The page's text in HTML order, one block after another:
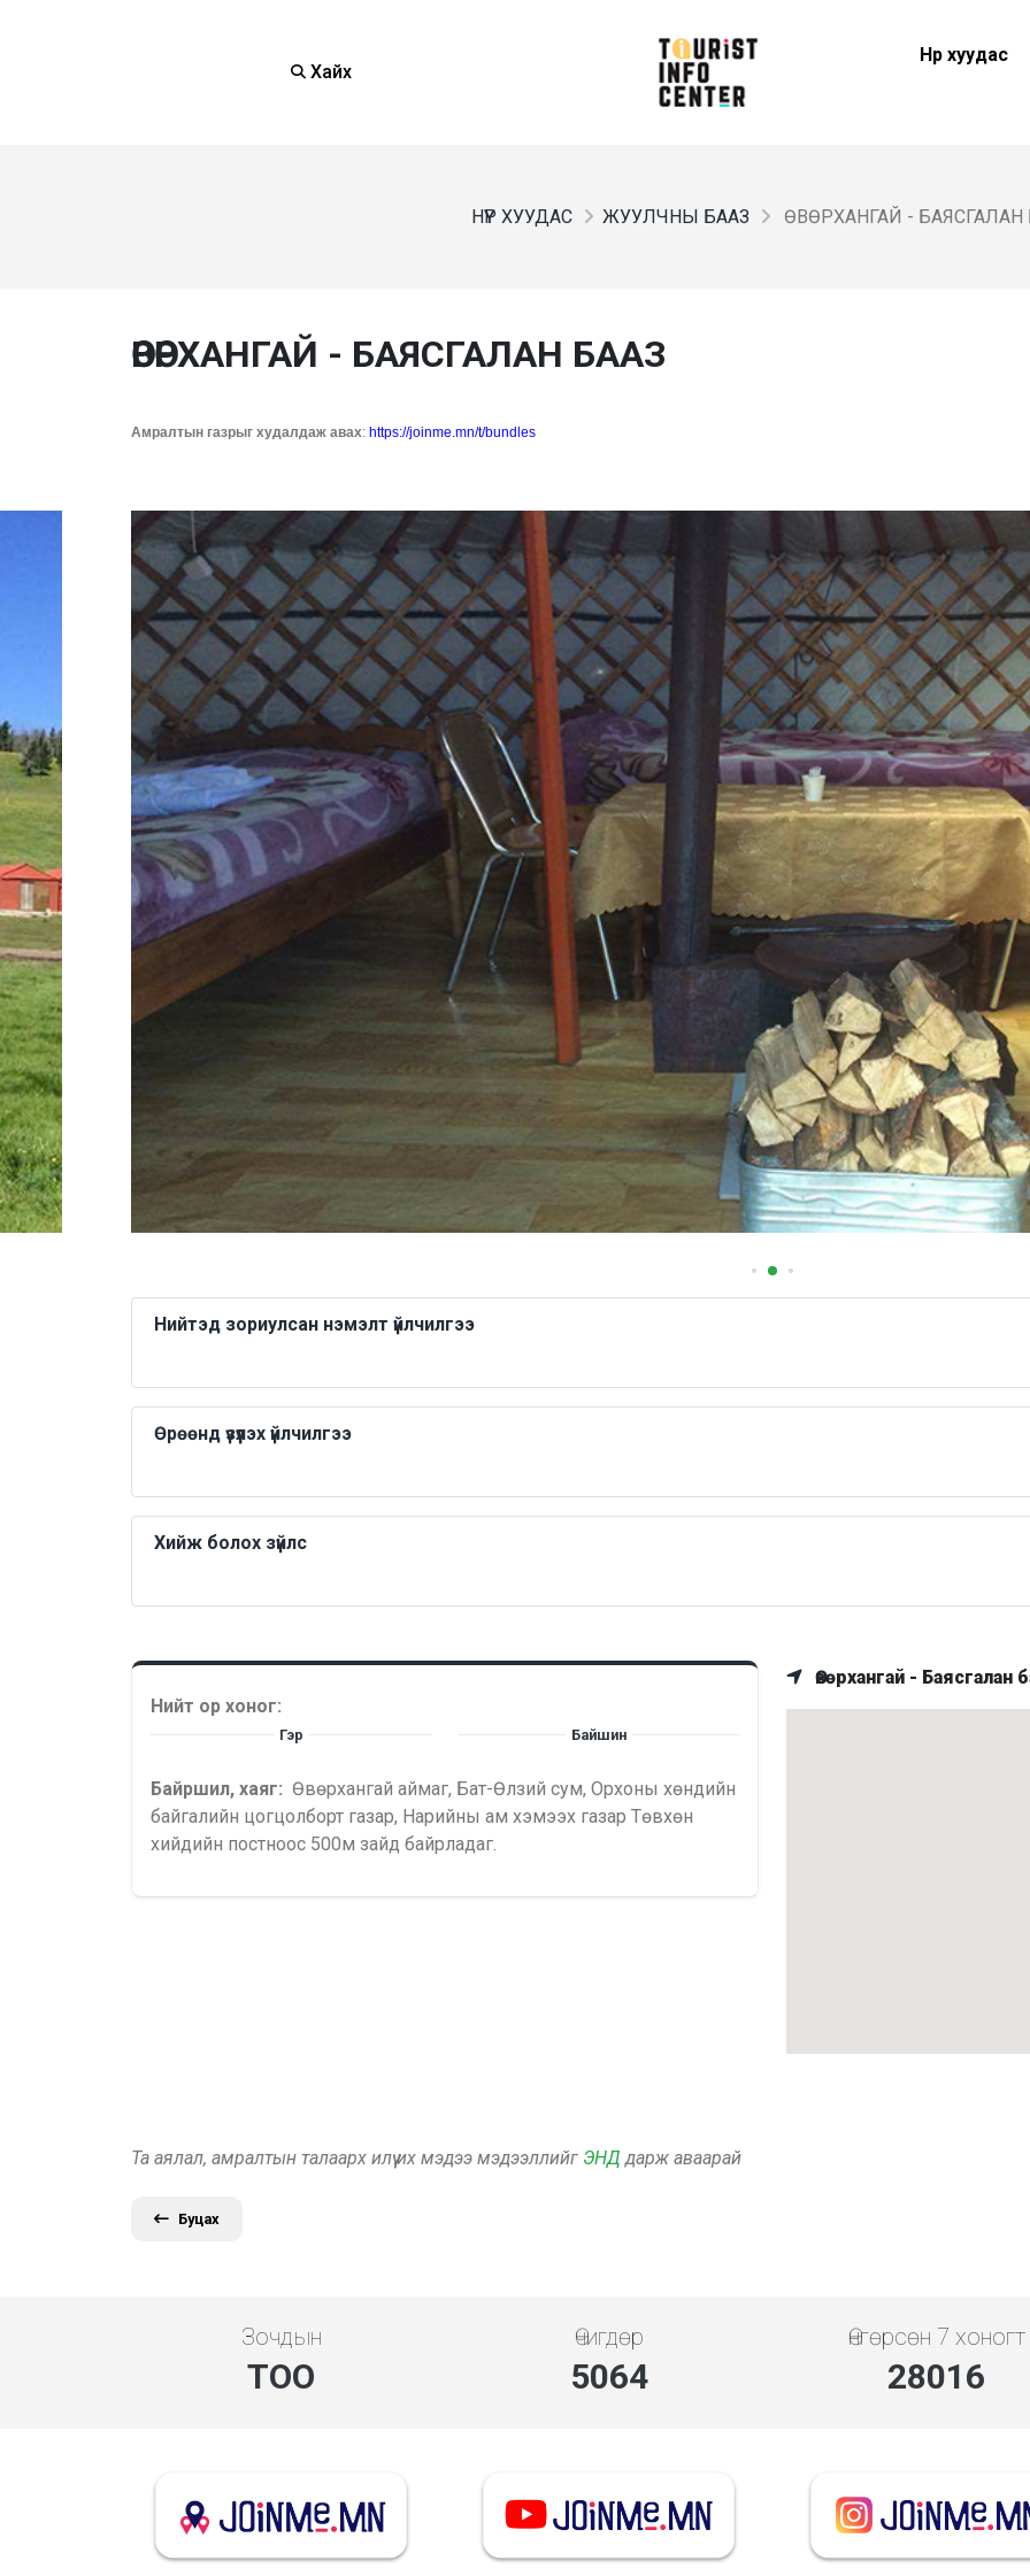
Хайх
Нүүр хуудас
НҮҮР ХУУДАС ЖУУЛЧНЫ БААЗ ӨВӨРХАНГАЙ - БАЯСГАЛАН
ӨВӨРХАНГАЙ - БАЯСГАЛАН БААЗ
Амралтын газрыг худалдаж авах: https://joinme.mn/t/bundles
Нийтэд зориулсан нэмэлт үйлчилгээ
Өрөөнд үзүүлэх үйлчилгээ
Хийж болох зүйлс
Нийт ор хоног:
Гэр Байшин
Байршил, хаяг: Өвөрхангай аймаг, Бат-Өлзий сум, Орхоны хөндийн
байгалийн цогцолборт газар, Нарийны ам хэмээх газар Төвхөн
хийдийн постноос 500м зайд байрладаг.
Өвөрхангай - Баясгалан
Та аялал, амралтын талаарх илүү их мэдээ мэдээллийг ЭНД дарж аваарай
Буцах
Зочдын
ТОО
Өчигдөр
5843
Өнгөрсөн 7 хоногт
32326